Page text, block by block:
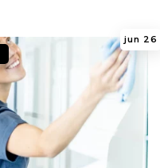
jun 26